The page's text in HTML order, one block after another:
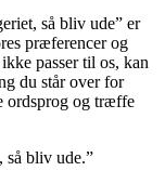
så bliv ude” er
præferencer og
passer til os, kan
du står over for
ordsprog og træffe
så bliv ude.”